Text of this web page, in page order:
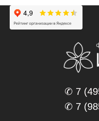
✆ 7
✆ 7